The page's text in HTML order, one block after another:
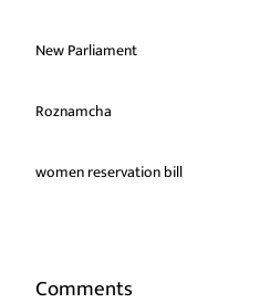
New Parliament
Roznamcha
women reservation bill
Comments